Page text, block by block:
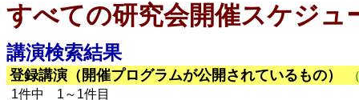
すべての研究会開催スケジュ
講演検索結果
登録講演（開催プログラムが公開されているもの）
1件中 1～1件目